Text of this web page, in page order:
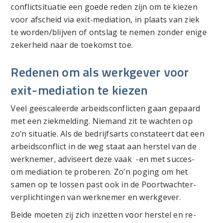
conflictsituatie een goede reden zijn om te kiezen
voor afscheid via exit-mediation, in plaats van ziek
te worden/blijven of ontslag te nemen zonder enige
zekerheid naar de toekomst toe.
Redenen om als werkgever voor
exit-mediation te kiezen
Veel geëscaleerde arbeidsconflicten gaan gepaard
met een ziekmelding. Niemand zit te wachten op
zo’n situatie. Als de bedrijfsarts constateert dat een
arbeidsconflict in de weg staat aan herstel van de
werknemer, adviseert deze vaak -en met succes-
om mediation te proberen. Zo’n poging om het
samen op te lossen past ook in de Poortwachter-
verplichtingen van werknemer en werkgever.
Beide moeten zij zich inzetten voor herstel en re-